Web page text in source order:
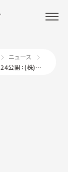
ニュース
エンジニアインタビューVol.24公開：(株)ビーネックステクノロジーズ